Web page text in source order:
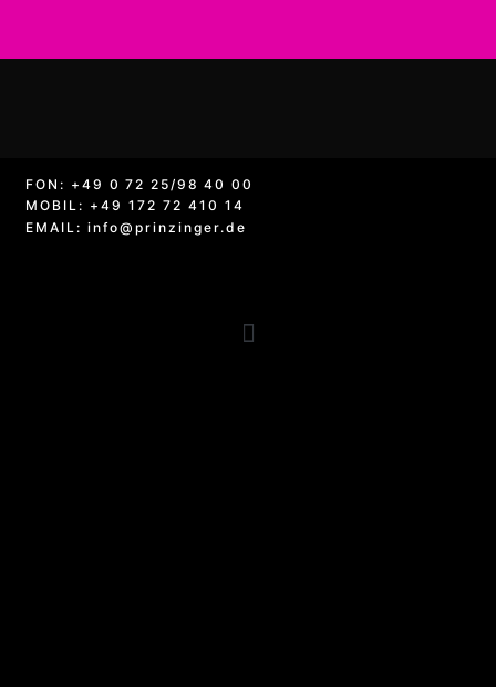
FON: +49 0 72 25/98 40 00
MOBIL: +49 172 72 410 14
EMAIL: info@prinzinger.de